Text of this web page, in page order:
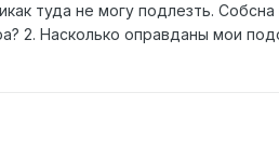
туда не могу подлезть.
2. Насколько оправданы мои